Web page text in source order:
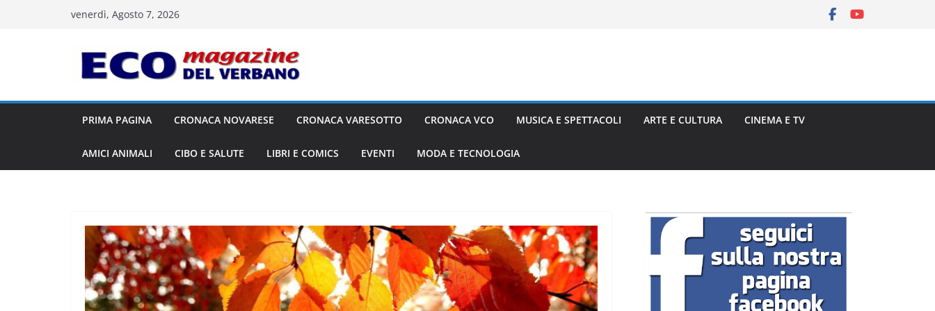
venerdì, Agosto 7, 2026
PRIMA PAGINA CRONACA NOVARESE CRONACA VARESOTTO CRONACA VCO MUSICA E SPETTACOLI ARTE E CULTURA CINEMA E TV
AMICI ANIMALI CIBO E SALUTE LIBRI E COMICS EVENTI MODA E TECNOLOGIA